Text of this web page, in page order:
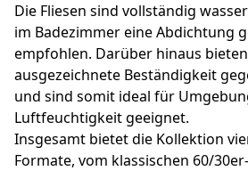
Die Fliesen sind vollständig
im Badezimmer eine Abdichtung
empfohlen. Darüber hinaus
ausgezeichnete Beständigkeit
und sind somit ideal für
Luftfeuchtigkeit geeignet.
Insgesamt bietet die Kollektion
Formate, vom klassischen 60/